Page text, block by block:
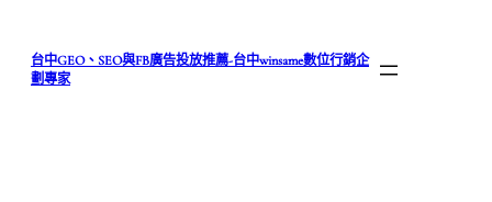
台中GEO、SEO與FB廣告投放推薦-台中winsame數位行銷企
劃專家